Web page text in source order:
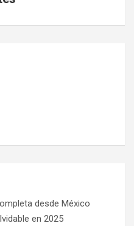
desde México
en 2025